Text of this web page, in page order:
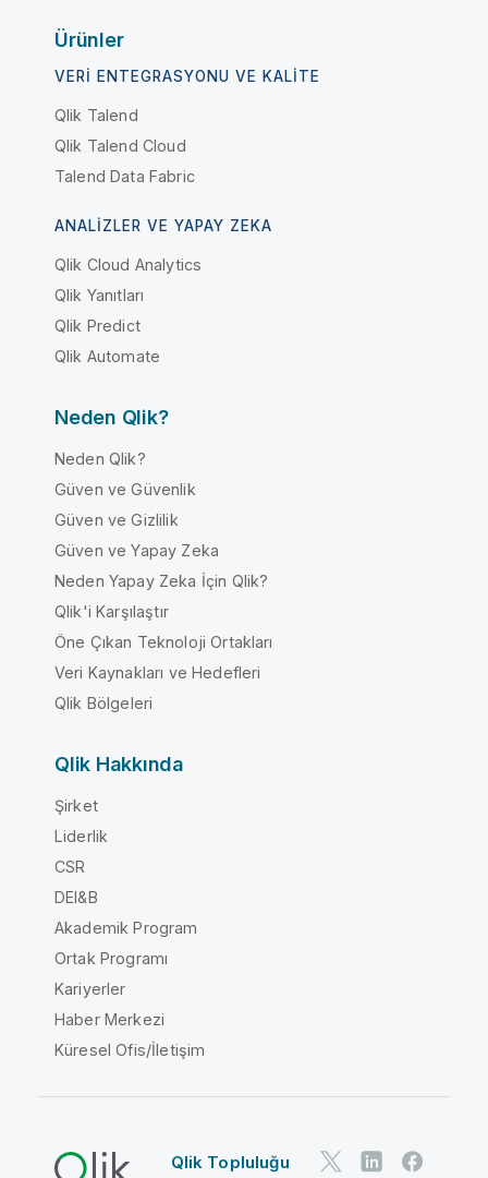
Ürünler
VERI ENTEGRASYONU VE KALITE
Qlik Talend
Qlik Talend Cloud
Talend Data Fabric
ANALIZLER VE YAPAY ZEKA
Qlik Cloud Analytics
Qlik Yanıtları
Qlik Predict
Qlik Automate
Neden Qlik?
Neden Qlik?
Güven ve Güvenlik
Güven ve Gizlilik
Güven ve Yapay Zeka
Neden Yapay Zeka İçin Qlik?
Qlik'i Karşılaştır
Öne Çıkan Teknoloji Ortakları
Veri Kaynakları ve Hedefleri
Qlik Bölgeleri
Qlik Hakkında
Şirket
Liderlik
CSR
DEI&B
Akademik Program
Ortak Programı
Kariyerler
Haber Merkezi
Küresel Ofis/İletişim
Qlik Topluluğu